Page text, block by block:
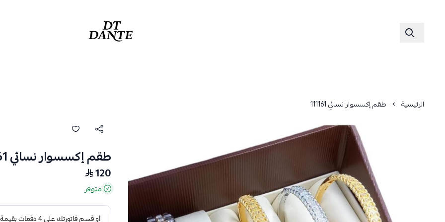
دانتي | DANTE
الرئيسية طقم إكسسوار نسائي 111161
طقم إكسسوار نسائي 111161
120
متوفر